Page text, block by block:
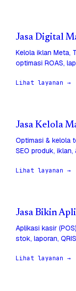
Jasa Digital
Kelola iklan Meta,
optimasi ROAS,
Lihat layanan →
Jasa Kelola
Optimasi & kelola
SEO produk,
Lihat layanan →
Jasa Bikin
Aplikasi kasir
stok, laporan,
Lihat layanan →